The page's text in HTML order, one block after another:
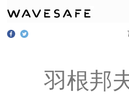
羽根邦